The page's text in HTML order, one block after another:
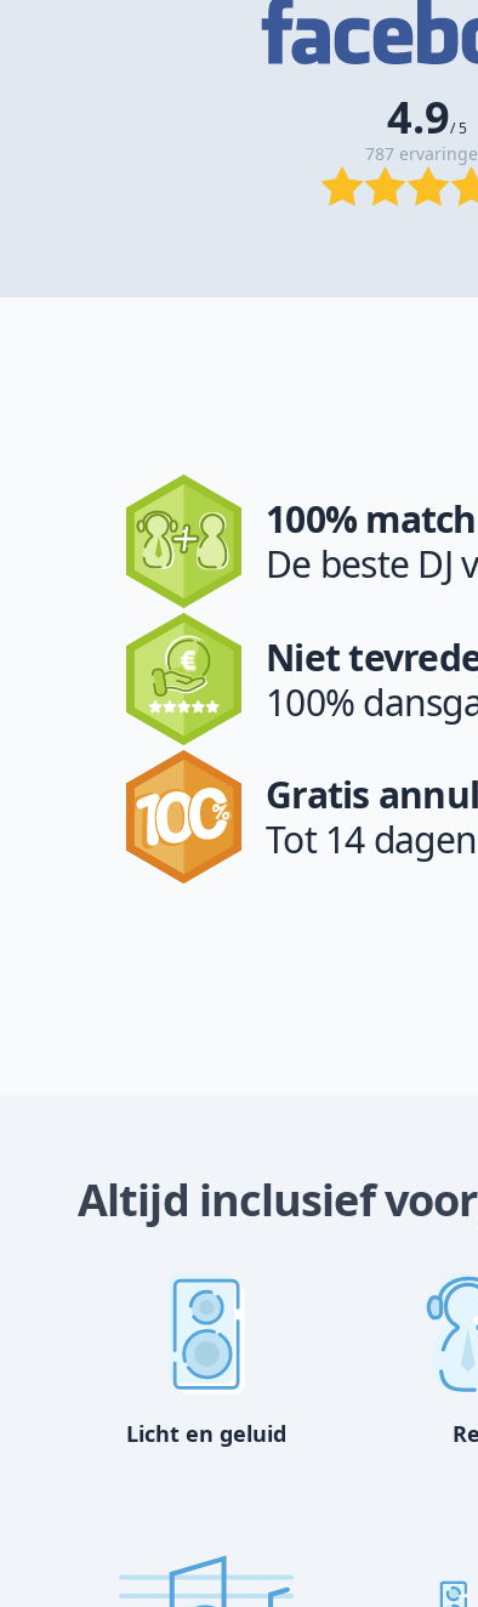
4.9/ 5
787
100%
De beste DJ
Niet
100%
Gratis
Tot 14
Altijd inclusief
Licht en geluid